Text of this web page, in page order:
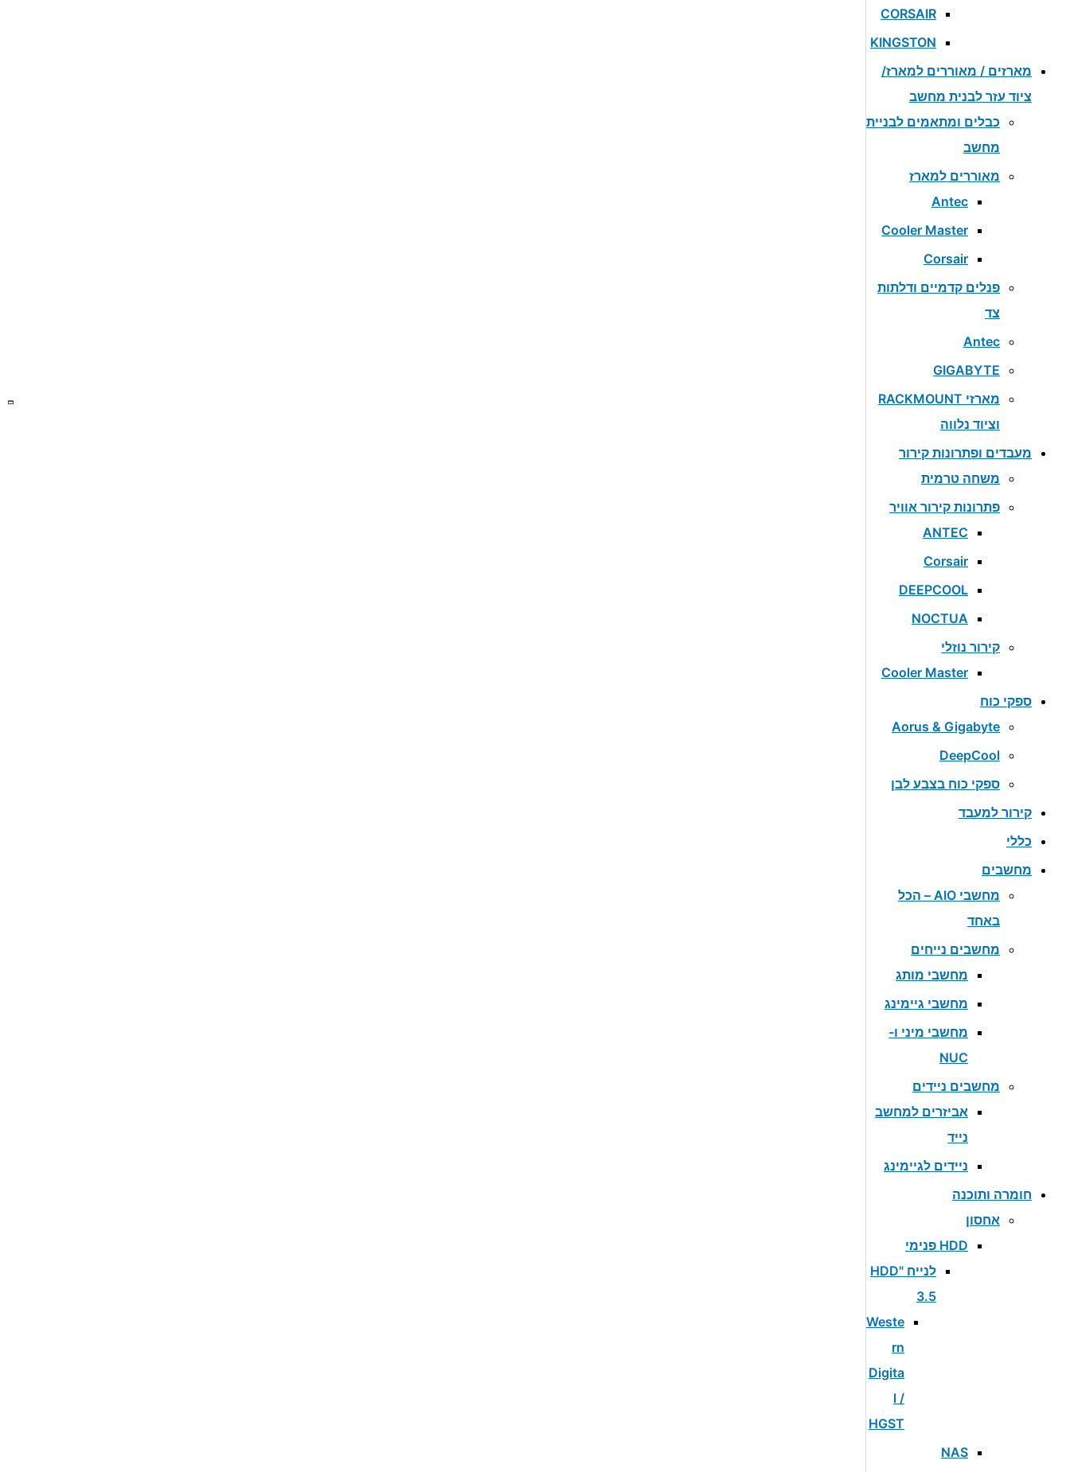
CORSAIR
KINGSTON
מארזים / מאוררים למארז/
ציוד עזר לבנית מחשב
כבלים ומתאמים לבניית
מחשב
מאוררים למארז
Antec
Cooler Master
Corsair
פנלים קדמיים ודלתות
צד
Antec
GIGABYTE
מארזי RACKMOUNT
וציוד נלווה
מעבדים ופתרונות קירור
משחה טרמית
פתרונות קירור אוויר
ANTEC
Corsair
DEEPCOOL
NOCTUA
קירור נוזלי
Cooler Master
ספקי כוח
Aorus & Gigabyte
DeepCool
ספקי כוח בצבע לבן
קירור למעבד
כללי
מחשבים
מחשבי AIO – הכל
באחד
מחשבים נייחים
מחשבי מותג
מחשבי גיימינג
מחשבי מיני ו-
NUC
מחשבים ניידים
אביזרים למחשב
נייד
ניידים לגיימינג
חומרה ותוכנה
אחסון
HDD פנימי
לנייח "HDD
3.5
Weste
rn
Digita
l /
HGST
NAS